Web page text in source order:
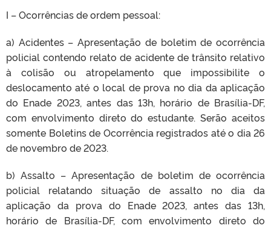
I – Ocorrências de ordem pessoal:
a) Acidentes – Apresentação de boletim de ocorrência
policial contendo relato de acidente de trânsito relativo
à colisão ou atropelamento que impossibilite o
deslocamento até o local de prova no dia da aplicação
do Enade 2023, antes das 13h, horário de Brasília-DF,
com envolvimento direto do estudante. Serão aceitos
somente Boletins de Ocorrência registrados até o dia 26
de novembro de 2023.
b) Assalto – Apresentação de boletim de ocorrência
policial relatando situação de assalto no dia da
aplicação da prova do Enade 2023, antes das 13h,
horário de Brasília-DF, com envolvimento direto do